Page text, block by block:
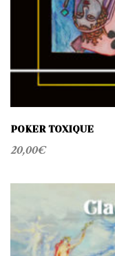
POKER TOXIQUE
20,00€